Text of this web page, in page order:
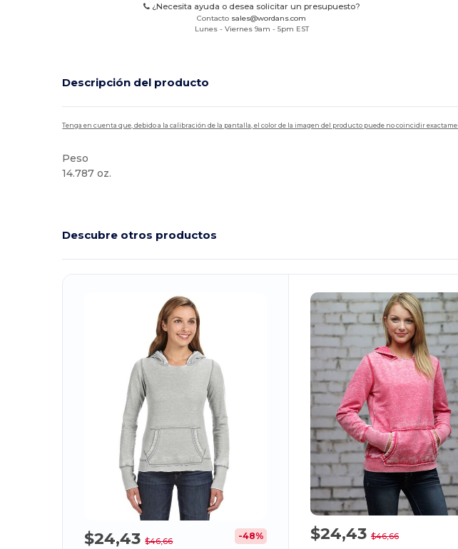
¿Necesita ayuda o desea solicitar un presupuesto?
Contacto sales@wordans.com
Lunes - Viernes 9am - 5pm EST
Descripción del producto
Tenga en cuenta que, debido a la calibración de la pantalla, el color de la imagen del producto puede no coincidir
Peso
14.787 oz.
Descubre otros productos
$24,43$46,66 -48% $24,43 $46,66